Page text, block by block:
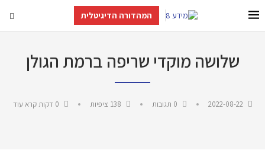
המהדורה הדיגיטלית
שלושה מוקדי שריפה ברמת הגולן
2022-08-22
138 ציפיות